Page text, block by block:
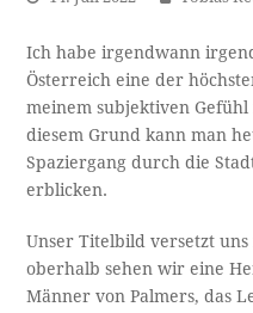
Ich habe irgendwann
Österreich eine der
meinem subjektiven
diesem Grund kann man
Spaziergang durch die
erblicken.
Unser Titelbild versetzt uns
oberhalb sehen wir eine
Männer von Palmers, das